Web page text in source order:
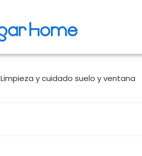
Limpieza y cuidado suelo y ventana